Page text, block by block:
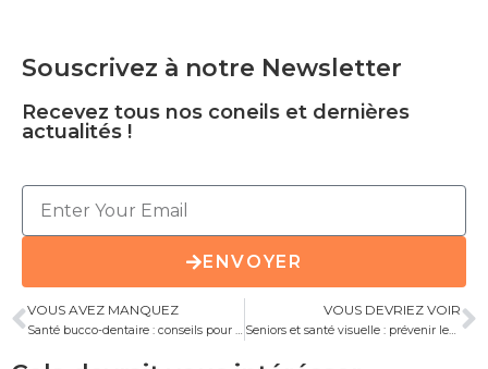
Souscrivez à notre Newsletter
Recevez tous nos coneils et dernières
actualités !
ENVOYER
VOUS AVEZ MANQUEZ
Santé bucco-dentaire : conseils pour les personnes âgées
VOUS DEVRIEZ VOIR
Seniors et santé visuelle : prévenir les problèmes